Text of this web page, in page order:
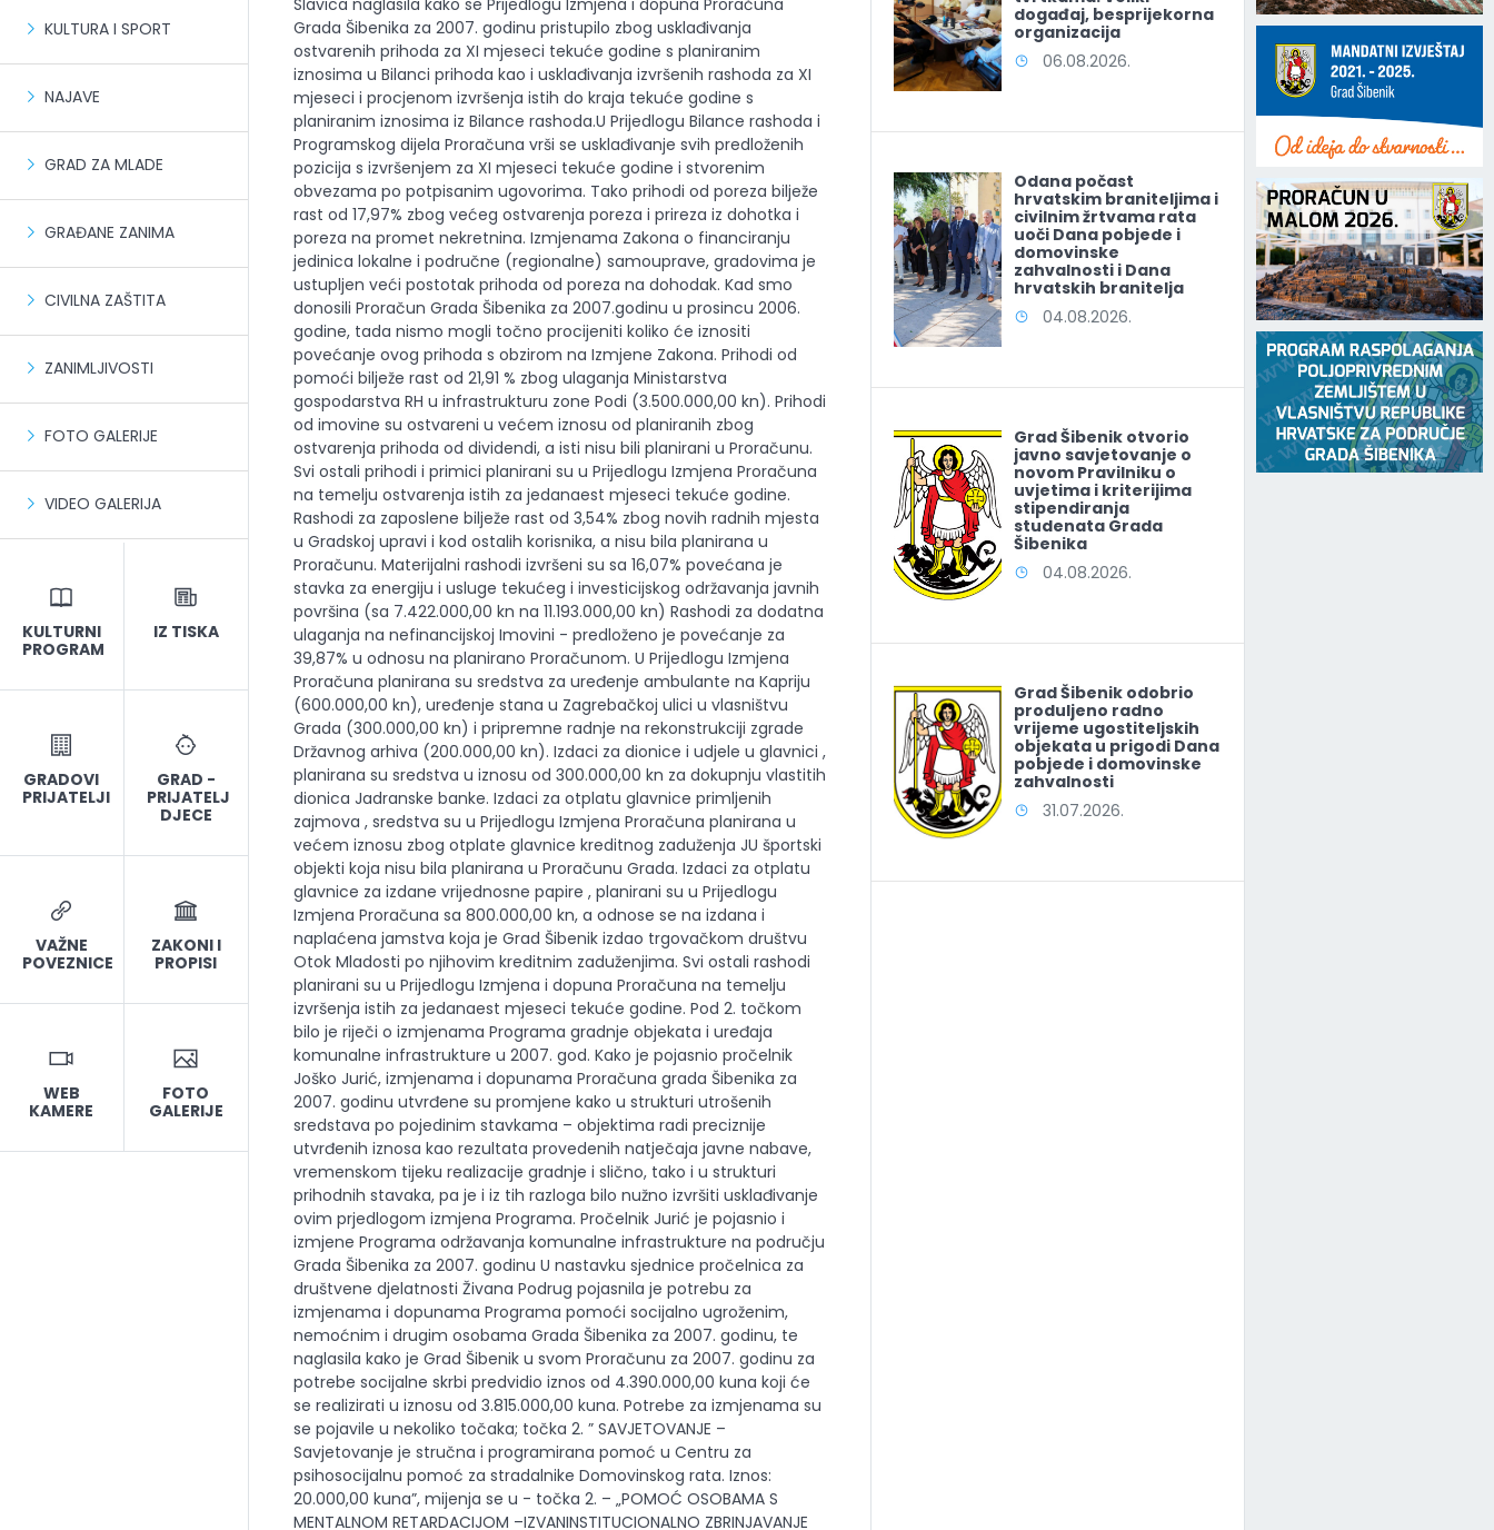
KULTURA I SPORT
NAJAVE
GRAD ZA MLADE
GRAĐANE ZANIMA
CIVILNA ZAŠTITA
ZANIMLJIVOSTI
FOTO GALERIJE
VIDEO GALERIJA
KULTURNI
PROGRAM
IZ TISKA
GRADOVI
PRIJATELJI
GRAD -
PRIJATELJ
DJECE
VAŽNE
POVEZNICE
ZAKONI I
PROPISI
WEB
KAMERE
FOTO
GALERIJE
događaj, besprijekorna
organizacija
06.08.2026.
Odana počast
hrvatskim braniteljima i
civilnim žrtvama rata
uoči Dana pobjede i
domovinske
zahvalnosti i Dana
hrvatskih branitelja
04.08.2026.
Grad Šibenik otvorio
javno savjetovanje o
novom Pravilniku o
uvjetima i kriterijima
stipendiranja
studenata Grada
Šibenika
04.08.2026.
Grad Šibenik odobrio
produljeno radno
vrijeme ugostiteljskih
objekata u prigodi Dana
pobjede i domovinske
zahvalnosti
31.07.2026.